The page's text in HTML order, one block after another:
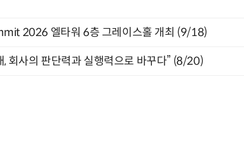
2026 엘타워 6층 그레이스홀 개최 (9/18)
, 회사의 판단력과 실행력으로 바꾸다” (8/20)